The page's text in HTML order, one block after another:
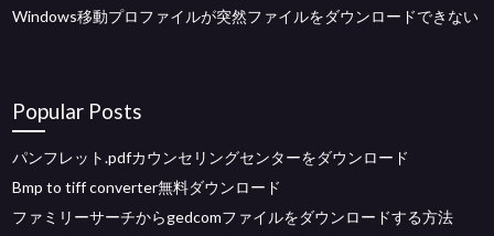
Windows移動プロファイルが突然ファイルをダウンロードできない
Popular Posts
パンフレット.pdfカウンセリングセンターをダウンロード
Bmp to tiff converter無料ダウンロード
ファミリーサーチからgedcomファイルをダウンロードする方法